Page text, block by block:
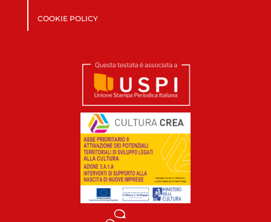
COOKIE POLICY